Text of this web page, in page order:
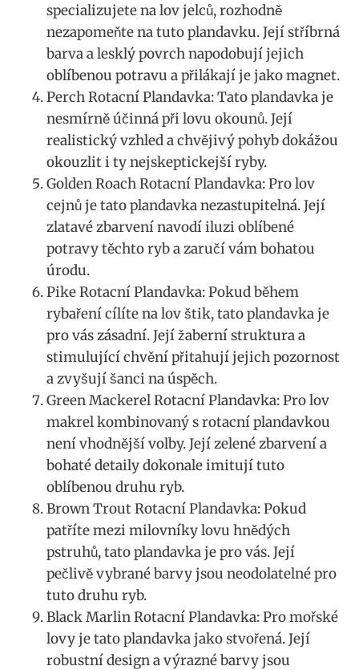
specializujete na lov ‍jelců, rozhodně
nezapomeňte na tuto plandavku. Její stříbrná
barva ​a lesklý povrch ⁣napodobují jejich
oblíbenou potravu a přilákají je jako magnet.
Perch Rotacní Plandavka: Tato plandavka je
⁤nesmírně účinná při lovu ⁢okounů. Její
realistický vzhled a⁣ chvějivý pohyb dokážou
okouzlit i ty nejskeptickejší ryby.
Golden Roach Rotacní Plandavka: Pro lov
cejnů je tato plandavka nezastupitelná. Její
zlatavé zbarvení navodí iluzi oblíbené
potravy těchto‌ ryb a zaručí vám bohatou
úrodu.
Pike Rotacní​ Plandavka: Pokud během
rybaření cílíte na lov ⁢štik, tato plandavka je
pro vás ⁣zásadní. Její žaberní struktura ⁤a
stimulující chvění přitahují jejich ​pozornost
a zvyšují šanci na úspěch.
Green⁤ Mackerel Rotacní Plandavka: Pro ⁤lov
makrel kombinovaný s rotacní plandavkou
není vhodnější volby. Její⁢ zelené zbarvení a
bohaté detaily dokonale⁣ imitují tuto
oblíbenou‍ druhu⁣ ryb.
Brown Trout Rotacní Plandavka: Pokud
patříte mezi milovníky lovu hnědých
pstruhů, tato plandavka je pro vás.⁢ Její
‍pečlivě vybrané‌ barvy jsou ⁣neodolatelné‌ pro
tuto druhu ryb.
Black Marlin Rotacní Plandavka: Pro mořské
lovy je tato plandavka jako⁤ stvořená. ⁤Její⁢
robustní design a ⁢výrazné barvy jsou